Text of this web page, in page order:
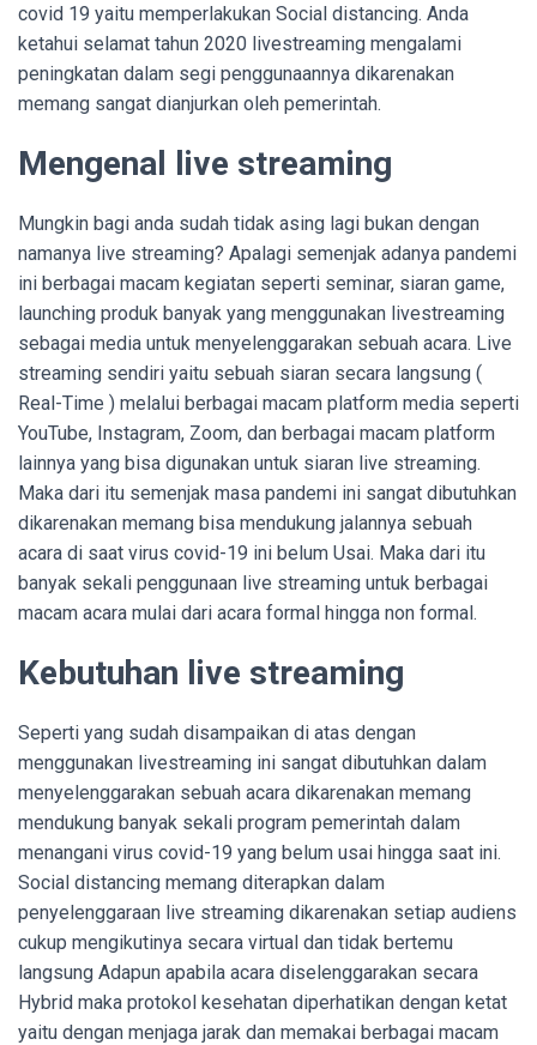
covid 19 yaitu memperlakukan Social distancing. Anda
ketahui selamat tahun 2020 livestreaming mengalami
peningkatan dalam segi penggunaannya dikarenakan
memang sangat dianjurkan oleh pemerintah.
Mengenal live streaming
Mungkin bagi anda sudah tidak asing lagi bukan dengan
namanya live streaming? Apalagi semenjak adanya pandemi
ini berbagai macam kegiatan seperti seminar, siaran game,
launching produk banyak yang menggunakan livestreaming
sebagai media untuk menyelenggarakan sebuah acara. Live
streaming sendiri yaitu sebuah siaran secara langsung (
Real-Time ) melalui berbagai macam platform media seperti
YouTube, Instagram, Zoom, dan berbagai macam platform
lainnya yang bisa digunakan untuk siaran live streaming.
Maka dari itu semenjak masa pandemi ini sangat dibutuhkan
dikarenakan memang bisa mendukung jalannya sebuah
acara di saat virus covid-19 ini belum Usai. Maka dari itu
banyak sekali penggunaan live streaming untuk berbagai
macam acara mulai dari acara formal hingga non formal.
Kebutuhan live streaming
Seperti yang sudah disampaikan di atas dengan
menggunakan livestreaming ini sangat dibutuhkan dalam
menyelenggarakan sebuah acara dikarenakan memang
mendukung banyak sekali program pemerintah dalam
menangani virus covid-19 yang belum usai hingga saat ini.
Social distancing memang diterapkan dalam
penyelenggaraan live streaming dikarenakan setiap audiens
cukup mengikutinya secara virtual dan tidak bertemu
langsung Adapun apabila acara diselenggarakan secara
Hybrid maka protokol kesehatan diperhatikan dengan ketat
yaitu dengan menjaga jarak dan memakai berbagai macam